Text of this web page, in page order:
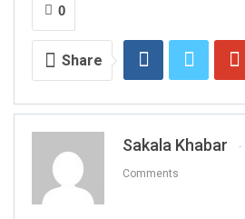
0
Share
Sakala Khabar
Comments